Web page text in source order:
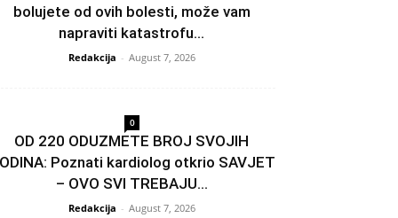
bolujete od ovih bolesti, može vam
napraviti katastrofu...
Redakcija - August 7, 2026
0
OD 220 ODUZMETE BROJ SVOJIH
Poznati kardiolog otkrio SAVJET
– OVO SVI TREBAJU...
Redakcija - August 7, 2026